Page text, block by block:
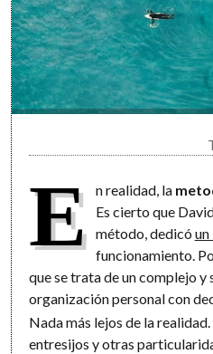
E n realidad, la
Es cierto que
método, dedicó
funcionamiento.
que se trata de un complejo
organización personal con
Nada más lejos de la
entresijos y otras